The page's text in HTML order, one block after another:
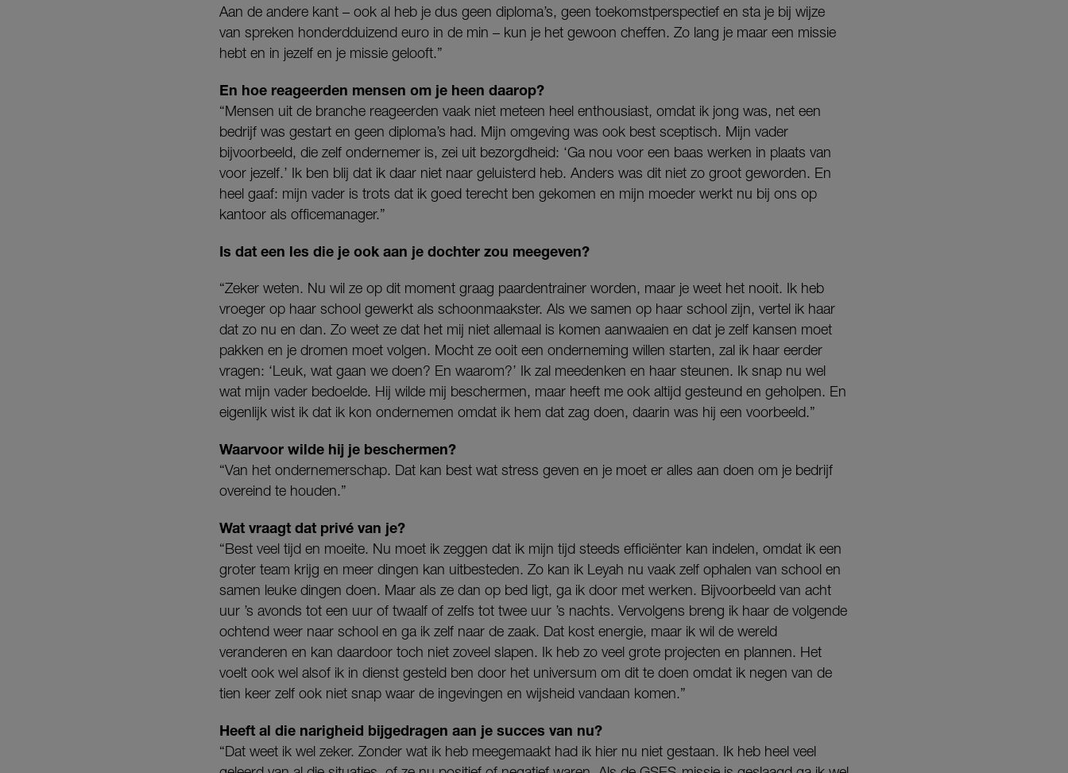
Aan de andere kant – ook al heb je dus geen diploma’s, geen toekomstperspectief en sta je bij wijze
van spreken honderdduizend euro in de min – kun je het gewoon cheffen. Zo lang je maar een missie
hebt en in jezelf en je missie gelooft.”
En hoe reageerden mensen om je heen daarop?
“Mensen uit de branche reageerden vaak niet meteen heel enthousiast, omdat ik jong was, net een
bedrijf was gestart en geen diploma’s had. Mijn omgeving was ook best sceptisch. Mijn vader
bijvoorbeeld, die zelf ondernemer is, zei uit bezorgdheid: ‘Ga nou voor een baas werken in plaats van
voor jezelf.’ Ik ben blij dat ik daar niet naar geluisterd heb. Anders was dit niet zo groot geworden. En
heel gaaf: mijn vader is trots dat ik goed terecht ben gekomen en mijn moeder werkt nu bij ons op
kantoor als officemanager.”
Is dat een les die je ook aan je dochter zou meegeven?
“Zeker weten. Nu wil ze op dit moment graag paardentrainer worden, maar je weet het nooit. Ik heb
vroeger op haar school gewerkt als schoonmaakster. Als we samen op haar school zijn, vertel ik haar
dat zo nu en dan. Zo weet ze dat het mij niet allemaal is komen aanwaaien en dat je zelf kansen moet
pakken en je dromen moet volgen. Mocht ze ooit een onderneming willen starten, zal ik haar eerder
vragen: ‘Leuk, wat gaan we doen? En waarom?’ Ik zal meedenken en haar steunen. Ik snap nu wel
wat mijn vader bedoelde. Hij wilde mij beschermen, maar heeft me ook altijd gesteund en geholpen. En
eigenlijk wist ik dat ik kon ondernemen omdat ik hem dat zag doen, daarin was hij een voorbeeld.”
Waarvoor wilde hij je beschermen?
“Van het ondernemerschap. Dat kan best wat stress geven en je moet er alles aan doen om je bedrijf
overeind te houden.”
Wat vraagt dat privé van je?
“Best veel tijd en moeite. Nu moet ik zeggen dat ik mijn tijd steeds efficiënter kan indelen, omdat ik een
groter team krijg en meer dingen kan uitbesteden. Zo kan ik Leyah nu vaak zelf ophalen van school en
samen leuke dingen doen. Maar als ze dan op bed ligt, ga ik door met werken. Bijvoorbeeld van acht
uur ’s avonds tot een uur of twaalf of zelfs tot twee uur ’s nachts. Vervolgens breng ik haar de volgende
ochtend weer naar school en ga ik zelf naar de zaak. Dat kost energie, maar ik wil de wereld
veranderen en kan daardoor toch niet zoveel slapen. Ik heb zo veel grote projecten en plannen. Het
voelt ook wel alsof ik in dienst gesteld ben door het universum om dit te doen omdat ik negen van de
tien keer zelf ook niet snap waar de ingevingen en wijsheid vandaan komen.”
Heeft al die narigheid bijgedragen aan je succes van nu?
“Dat weet ik wel zeker. Zonder wat ik heb meegemaakt had ik hier nu niet gestaan. Ik heb heel veel